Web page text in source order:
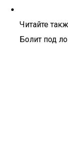
Читайте
Болит под